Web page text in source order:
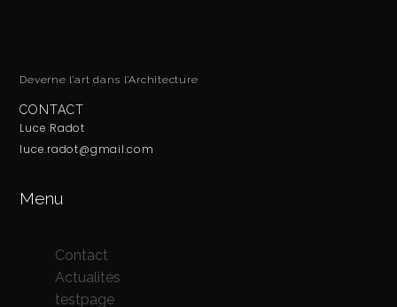
Deverne l’art dans l’Architecture
CONTACT
Luce Radot
luce.radot@gmail.com
Menu
Contact
Actualités
testpage